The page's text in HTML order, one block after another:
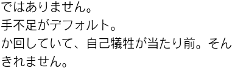
はありません。
不足がデフォルト。
回していて、自己犠牲が当たり前。そん
れません。